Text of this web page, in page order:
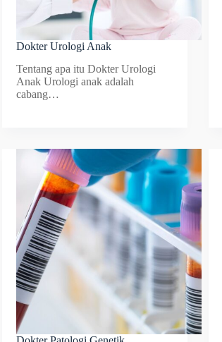
Dokter Urologi Anak
Tentang apa itu Dokter Urologi
Anak Urologi anak adalah
cabang…